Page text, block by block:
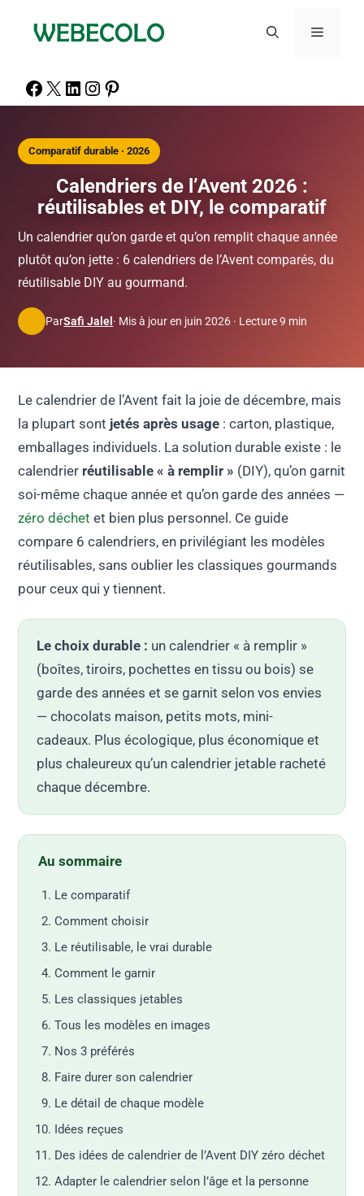
Comparatif durable · 2026
Calendriers de l’Avent 2026 :
réutilisables et DIY, le comparatif
Un calendrier qu’on garde et qu’on remplit chaque année
plutôt qu’on jette : 6 calendriers de l’Avent comparés, du
réutilisable DIY au gourmand.
ParSafi Jalel· Mis à jour en juin 2026 · Lecture 9 min
Le calendrier de l’Avent fait la joie de décembre, mais
la plupart sont jetés après usage : carton, plastique,
emballages individuels. La solution durable existe : le
calendrier réutilisable « à remplir » (DIY), qu’on garnit
soi-même chaque année et qu’on garde des années —
zéro déchet et bien plus personnel. Ce guide
compare 6 calendriers, en privilégiant les modèles
réutilisables, sans oublier les classiques gourmands
pour ceux qui y tiennent.
Le choix durable : un calendrier « à remplir »
(boîtes, tiroirs, pochettes en tissu ou bois) se
garde des années et se garnit selon vos envies
— chocolats maison, petits mots, mini-
cadeaux. Plus écologique, plus économique et
plus chaleureux qu’un calendrier jetable racheté
chaque décembre.
Au sommaire
Le comparatif
Comment choisir
Le réutilisable, le vrai durable
Comment le garnir
Les classiques jetables
Tous les modèles en images
Nos 3 préférés
Faire durer son calendrier
Le détail de chaque modèle
Idées reçues
Des idées de calendrier de l’Avent DIY zéro déchet
Adapter le calendrier selon l’âge et la personne